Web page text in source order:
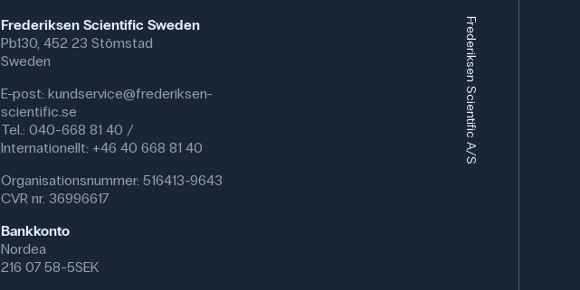
Frederiksen Scientific Sweden
Pb130, 452 23 Stömstad
Sweden
E-post: kundservice@frederiksen-
scientific.se
Tel.: 040-668 81 40 /
Internationellt: +46 40 668 81 40
Organisationsnummer: 516413-9643
CVR nr. 36996617
Bankkonto
Nordea
216 07 58-5SEK
Frederiksen Scientific A/S